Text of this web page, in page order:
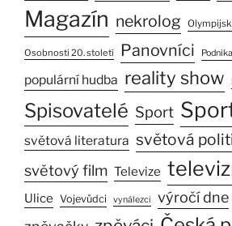
Magazín nekrolog
Osobnosti 20. století Panovníci
populární hudba reality show
Spisovatelé Sport
světová literatura světová
světový film Televize
Ulice Vojevůdci vynálezci výročí dne